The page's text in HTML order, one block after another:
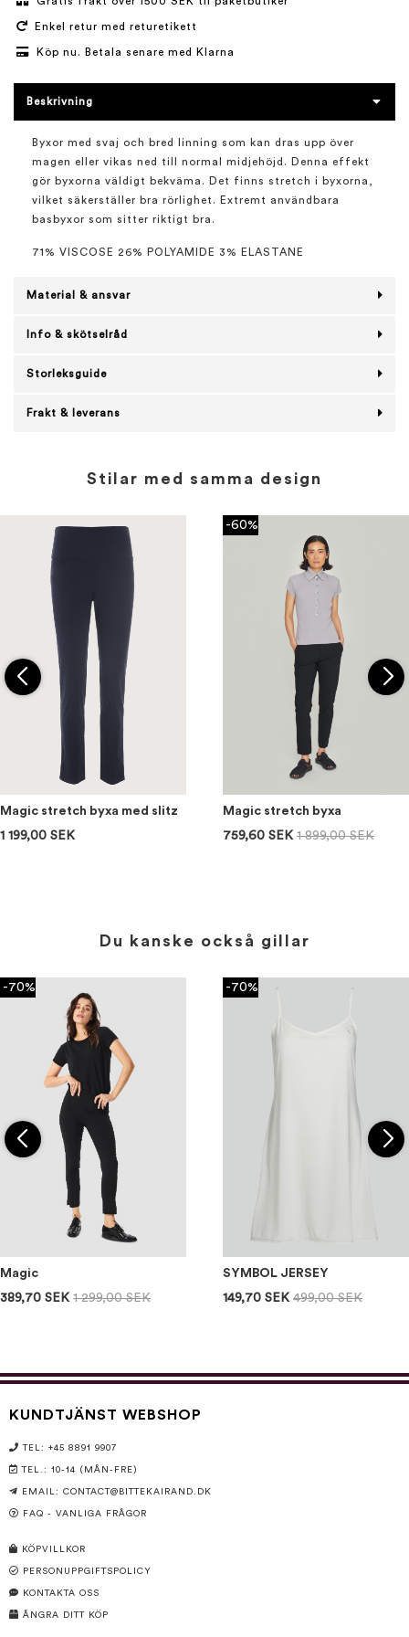
Enkel retur med returetikett
Köp nu. Betala senare med Klarna
Beskrivning
Byxor med svaj och bred linning som kan dras upp över
magen eller vikas ned till normal midjehöjd. Denna effekt
gör byxorna väldigt bekväma. Det finns stretch i byxorna,
vilket säkerställer bra rörlighet. Extremt användbara
basbyxor som sitter riktigt bra.
71% VISCOSE 26% POLYAMIDE 3% ELASTANE
Material & ansvar
Info & skötselråd
Storleksguide
Frakt & leverans
Stilar med samma design
Magic stretch byxa med slitz
1 199,00 SEK
-60%
Magic stretch byxa
759,60 SEK 1 899,00 SEK
Du kanske också gillar
-70%
Magic
389,70 SEK 1 299,00 SEK
-70%
SYMBOL JERSEY
149,70 SEK 499,00 SEK
KUNDTJÄNST WEBSHOP
TEL: +45 8891 9907
TEL.: 10-14 (MÅN-FRE)
EMAIL: CONTACT@BITTEKAIRAND.DK
FAQ - VANLIGA FRÅGOR
KÖPVILLKOR
PERSONUPPGIFTSPOLICY
KONTAKTA OSS
ÅNGRA DITT KÖP